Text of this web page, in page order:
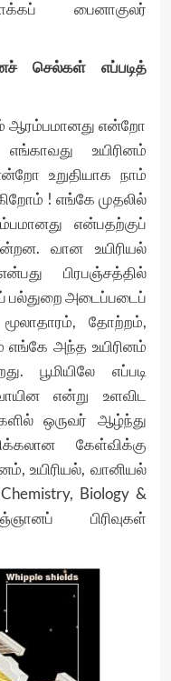
பைனாகுலர்
செல்கள் எப்படித்
ஆரம்பமானது என்றோ
உயிரினம்
உறுதியாக நாம்
! எங்கே முதலில்
என்பதற்குப்
வான உயிரியல்
பிரபஞ்சத்தில்
பல்துறை அடைப்படைப்
மூலாதாரம், தோற்றம்,
எங்கே அந்த உயிரினம்
பூமியிலே எப்படி
என்று உளவிட
ஒருவர் ஆழ்ந்து
கேள்விக்கு
உயிரியல், வானியல்
Biology &
பிரிவுகள்